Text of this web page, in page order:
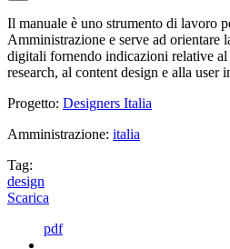
Il manuale è uno strumento di lavoro
Amministrazione e serve ad orientare
digitali fornendo indicazioni relative al
research, al content design e alla user
Progetto: Designers Italia
Amministrazione: italia
Tag:
design
Scarica
pdf